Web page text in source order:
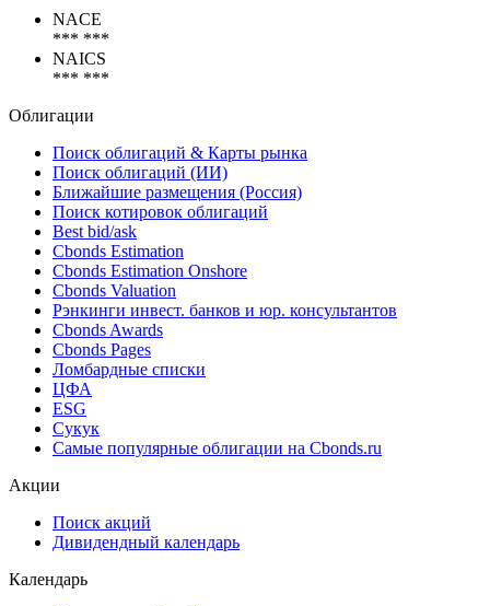
NACE
*** ***
NAICS
*** ***
Облигации
Поиск облигаций & Карты рынка
Поиск облигаций (ИИ)
Ближайшие размещения (Россия)
Поиск котировок облигаций
Best bid/ask
Cbonds Estimation
Cbonds Estimation Onshore
Cbonds Valuation
Рэнкинги инвест. банков и юр. консультантов
Cbonds Awards
Cbonds Pages
Ломбардные списки
ЦФА
ESG
Сукук
Самые популярные облигации на Cbonds.ru
Акции
Поиск акций
Дивидендный календарь
Календарь